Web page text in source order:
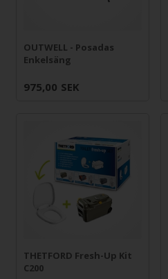
OUTWELL - Posadas
Enkelsäng
975,00 SEK
THETFORD Fresh-Up Kit
C200